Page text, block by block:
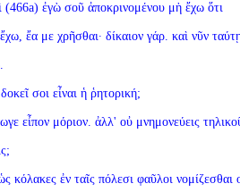
(466a) ἐγὼ σοῦ ἀποκρινομένου μὴ ἔχω ὅτι
ἔα με χρῆσθαι· δίκαιον γάρ. καὶ νῦν
σοι εἶναι ἡ ῥητορική;
εἶπον μόριον. ἀλλ' οὐ μνημονεύεις
κόλακες ἐν ταῖς πόλεσι φαῦλοι νομίζεσθαι